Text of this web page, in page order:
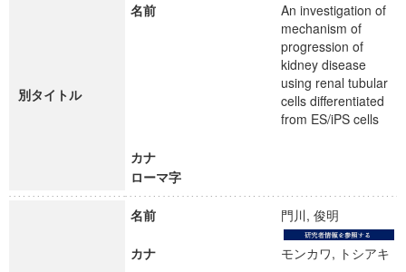
別タイトル
名前
An investigation of
mechanism of
progression of
kidney disease
using renal tubular
cells differentiated
from ES/iPS cells
カナ
ローマ字
名前 門川, 俊明
カナ モンカワ, トシアキ